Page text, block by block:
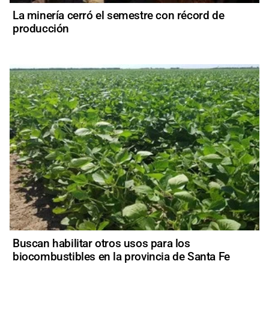
La minería cerró el semestre con récord de
producción
Buscan habilitar otros usos para los
biocombustibles en la provincia de Santa Fe